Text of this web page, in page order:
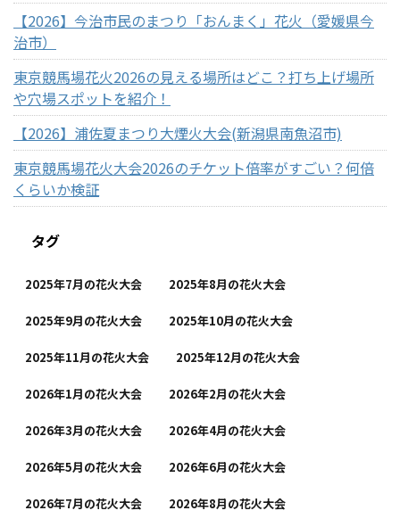
【2026】今治市民のまつり「おんまく」花火（愛媛県今
治市）
東京競馬場花火2026の見える場所はどこ？打ち上げ場所
や穴場スポットを紹介！
【2026】浦佐夏まつり大煙火大会(新潟県南魚沼市)
東京競馬場花火大会2026のチケット倍率がすごい？何倍
くらいか検証
タグ
2025年7月の花火大会 2025年8月の花火大会
2025年9月の花火大会 2025年10月の花火大会
2025年11月の花火大会 2025年12月の花火大会
2026年1月の花火大会 2026年2月の花火大会
2026年3月の花火大会 2026年4月の花火大会
2026年5月の花火大会 2026年6月の花火大会
2026年7月の花火大会 2026年8月の花火大会